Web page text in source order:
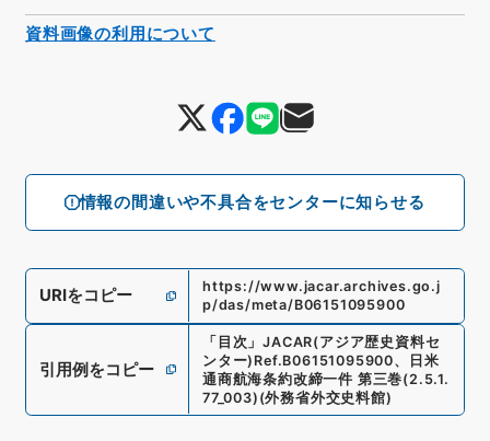
情報の間違いや不具合をセンターに知らせる
URIをコピー
https://www.jacar.archives.go.j
p/das/meta/B06151095900
引用例をコピー
「 目次 」JACAR(アジア歴史資料セ
ンター) Ref.B06151095900、
日米
通商航海条約改締一件 第三巻(2.5.1.
77_003) (外務省外交史料館)
資料画像の利用について